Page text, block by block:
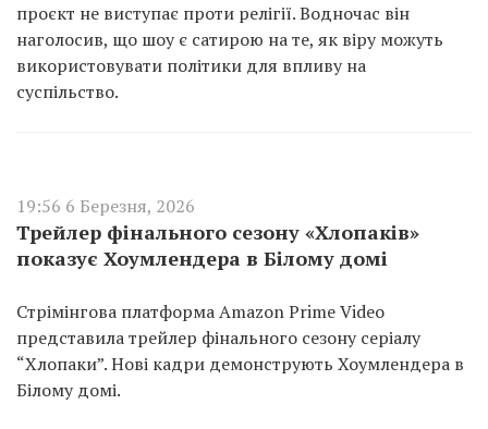
проєкт не виступає проти релігії. Водночас він
наголосив, що шоу є сатирою на те, як віру можуть
використовувати політики для впливу на
суспільство.
19:56 6 Березня, 2026
Трейлер фінального сезону «Хлопаків»
показує Хоумлендера в Білому домі
Стрімінгова платформа Amazon Prime Video
представила трейлер фінального сезону серіалу
“Хлопаки”. Нові кадри демонструють Хоумлендера в
Білому домі.